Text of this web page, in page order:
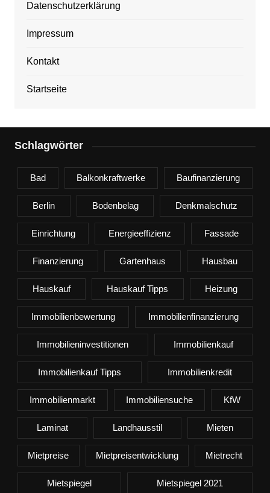
Datenschutzerklärung
Impressum
Kontakt
Startseite
Schlagwörter
Bad Balkonkraftwerke Baufinanzierung
Berlin Bodenbelag Denkmalschutz
Einrichtung Energieeffizienz Fassade
Finanzierung Gartenhaus Hausbau
Hauskauf Hauskauf Tipps Heizung
Immobilienbewertung Immobilienfinanzierung
Immobilieninvestitionen Immobilienkauf
Immobilienkauf Tipps Immobilienkredit
Immobilienmarkt Immobiliensuche KfW
Laminat Landhausstil Mieten
Mietpreise Mietpreisentwicklung Mietrecht
Mietspiegel Mietspiegel 2021